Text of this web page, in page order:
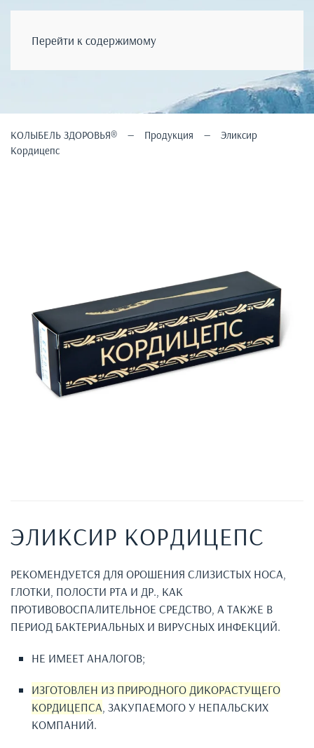
Перейти к содержимому
КОЛЫБЕЛЬ ЗДОРОВЬЯ
КОЛЫБЕЛЬ ЗДОРОВЬЯ® Продукция
Эликсир
Кордицепс
ЭЛИКСИР КОРДИЦЕПС
РЕКОМЕНДУЕТСЯ ДЛЯ ОРОШЕНИЯ СЛИЗИСТЫХ НОСА,
ГЛОТКИ, ПОЛОСТИ РТА И ДР., КАК
ПРОТИВОВОСПАЛИТЕЛЬНОЕ СРЕДСТВО, А ТАКЖЕ В
ПЕРИОД БАКТЕРИАЛЬНЫХ И ВИРУСНЫХ ИНФЕКЦИЙ.
НЕ ИМЕЕТ АНАЛОГОВ;
ИЗГОТОВЛЕН ИЗ ПРИРОДНОГО ДИКОРАСТУЩЕГО
КОРДИЦЕПСА , ЗАКУПАЕМОГО У НЕПАЛЬСКИХ
КОМПАНИЙ.